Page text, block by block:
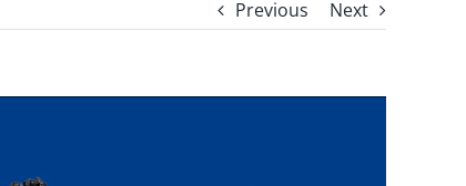
Previous Next